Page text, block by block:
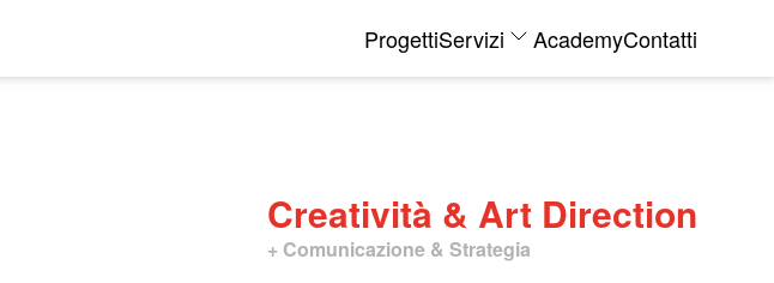
ProgettiServizi AcademyContatti
Creatività & Art Direction
+ Comunicazione & Strategia